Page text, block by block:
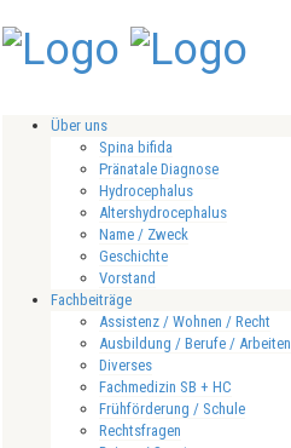
Über uns
Spina bifida
Pränatale Diagnose
Hydrocephalus
Altershydrocephalus
Name / Zweck
Geschichte
Vorstand
Fachbeiträge
Assistenz / Wohnen / Recht
Ausbildung / Berufe / Arbeiten
Diverses
Fachmedizin SB + HC
Frühförderung / Schule
Rechtsfragen